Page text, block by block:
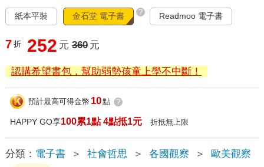
紙本平裝 金石堂 電子書 ? Readmoo 電子書
7 折 252 元 360 元
認購希望書包，幫助弱勢孩童上學不中斷！
預計最高可得金幣 10點 ?
HAPPY GO享100累1點 4點抵1元 折抵無上限
分類： 電子書 ＞ 社會哲思 ＞ 各國觀察 ＞ 歐美觀察